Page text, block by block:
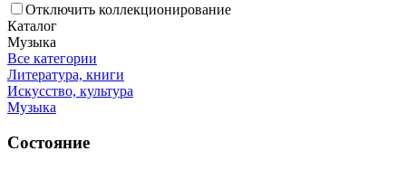
Отключить коллекционирование
Каталог
Музыка
Все категории
Литература, книги
Искусство, культура
Музыка
Состояние